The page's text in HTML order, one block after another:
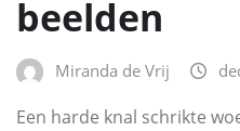
beelden
Miranda de Vrij
Een harde knal schrikte